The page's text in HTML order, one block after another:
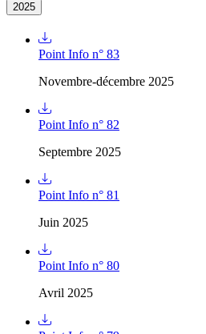
2025
Point Info n° 83
Novembre-décembre 2025
Point Info n° 82
Septembre 2025
Point Info n° 81
Juin 2025
Point Info n° 80
Avril 2025